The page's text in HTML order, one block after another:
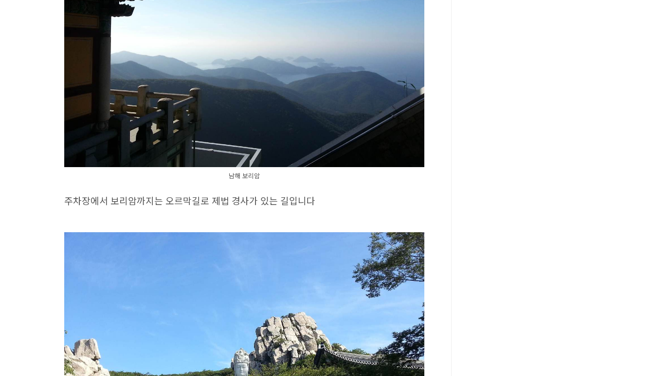
남해 보리암
주차장에서 보리암까지는 오르막길로 제법 경사가 있는 길입니다